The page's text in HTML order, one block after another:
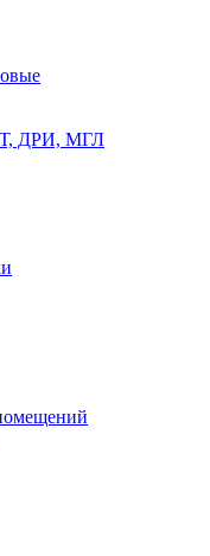
ДРИ, МГЛ